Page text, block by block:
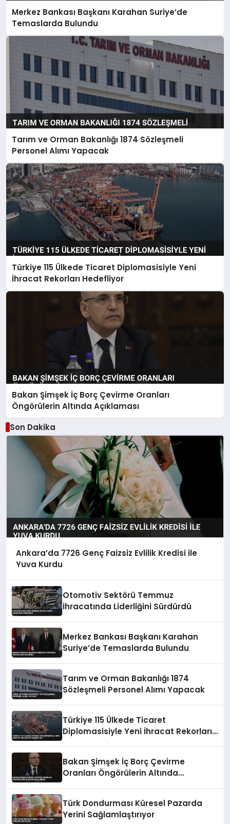
Merkez Bankası Başkanı Karahan Suriye’de
Temaslarda Bulundu
Tarım ve Orman Bakanlığı 1874 Sözleşmeli
Personel Alımı Yapacak
Türkiye 115 Ülkede Ticaret Diplomasisiyle Yeni
İhracat Rekorları Hedefliyor
Bakan Şimşek İç Borç Çevirme Oranları
Öngörülerin Altında Açıklaması
Son Dakika
Ankara’da 7726 Genç Faizsiz Evlilik Kredisi ile
Yuva Kurdu
Otomotiv Sektörü Temmuz
İhracatında Liderliğini Sürdürdü
Merkez Bankası Başkanı Karahan
Suriye’de Temaslarda Bulundu
Tarım ve Orman Bakanlığı 1874
Sözleşmeli Personel Alımı Yapacak
Türkiye 115 Ülkede Ticaret
Diplomasisiyle Yeni İhracat Rekorları
Bakan Şimşek İç Borç Çevirme
Oranları Öngörülerin Altında
Türk Dondurması Küresel Pazarda
Yerini Sağlamlaştırıyor